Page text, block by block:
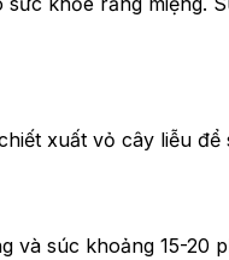
xuất vỏ cây liễu để
và súc khoảng 15-20